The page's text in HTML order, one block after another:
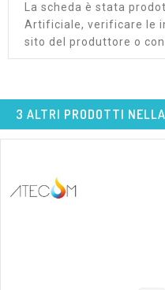
La scheda è stata
Artificiale, verificare le
sito del produttore o
3 ALTRI PRODOTTI